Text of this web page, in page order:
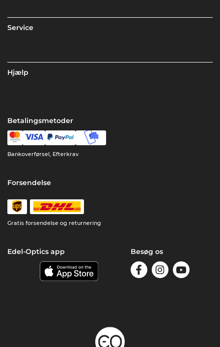
Service
Hjælp
Betalingsmetoder
Bankoverførsel, Efterkrav
Forsendelse
Gratis forsendelse og returnering
Edel-Optics app Besøg os